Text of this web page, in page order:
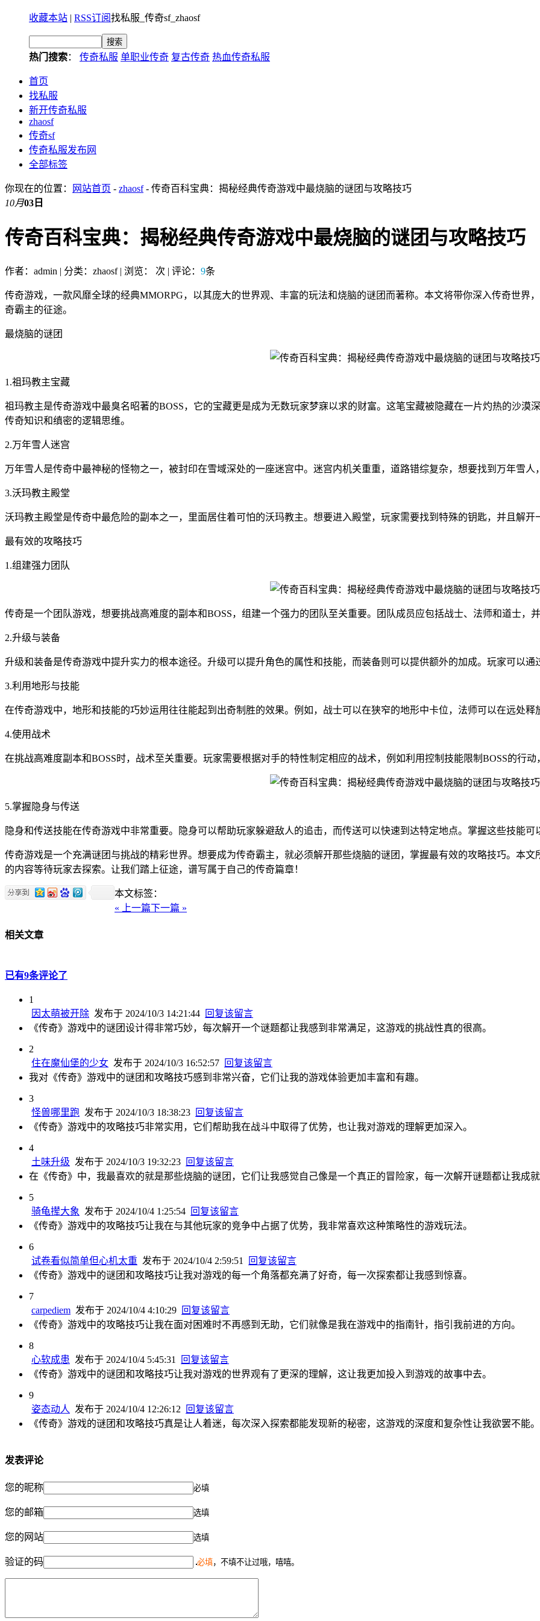
收藏本站 | RSS订阅找私服_传奇sf_zhaosf
热门搜索： 传奇私服 单职业传奇 复古传奇 热血传奇私服
首页
找私服
新开传奇私服
zhaosf
传奇sf
传奇私服发布网
全部标签
你现在的位置： 网站首页 - zhaosf- 传奇百科宝典：揭秘经典传奇游戏中最烧脑的谜团与攻略技巧
10月03日
传奇百科宝典：揭秘经典传奇游戏中最烧脑的谜团与攻略技巧
作者：admin | 分类：zhaosf | 浏览： 次 | 评论： 9条
传奇游戏，一款风靡全球的经典MMORPG，以其庞大的世界观、丰富的玩法和烧脑的谜团而著称。本文将带你深入传奇世界
奇霸主的征途。
最烧脑的谜团
1.祖玛教主宝藏
祖玛教主是传奇游戏中最臭名昭著的BOSS，它的宝藏更是成为无数玩家梦寐以求的财富。这笔宝藏被隐藏在一片灼热的沙漠
传奇知识和缜密的逻辑思维。
2.万年雪人迷宫
万年雪人是传奇中最神秘的怪物之一，被封印在雪域深处的一座迷宫中。迷宫内机关重重，道路错综复杂，想要找到万年雪
3.沃玛教主殿堂
沃玛教主殿堂是传奇中最危险的副本之一，里面居住着可怕的沃玛教主。想要进入殿堂，玩家需要找到特殊的钥匙，并且解开
最有效的攻略技巧
1.组建强力团队
传奇是一个团队游戏，想要挑战高难度的副本和BOSS，组建一个强力的团队至关重要。团队成员应包括战士、法师和道士，
2.升级与装备
升级和装备是传奇游戏中提升实力的根本途径。升级可以提升角色的属性和技能，而装备则可以提供额外的加成。玩家可以
3.利用地形与技能
在传奇游戏中，地形和技能的巧妙运用往往能起到出奇制胜的效果。例如，战士可以在狭窄的地形中卡位，法师可以在远处
4.使用战术
在挑战高难度副本和BOSS时，战术至关重要。玩家需要根据对手的特性制定相应的战术，例如利用控制技能限制BOSS的行
5.掌握隐身与传送
隐身和传送技能在传奇游戏中非常重要。隐身可以帮助玩家躲避敌人的追击，而传送可以快速到达特定地点。掌握这些技能
传奇游戏是一个充满谜团与挑战的精彩世界。想要成为传奇霸主，就必须解开那些烧脑的谜团，掌握最有效的攻略技巧。本
的内容等待玩家去探索。让我们踏上征途，谱写属于自己的传奇篇章！
本文标签：
« 上一篇下一篇 »
相关文章
已有9条评论了
1
因太萌被开除 发布于 2024/10/3 14:21:44 回复该留言
《传奇》游戏中的谜团设计得非常巧妙，每次解开一个谜题都让我感到非常满足，这游戏的挑战性真的很高。
2
住在魔仙堡的少女 发布于 2024/10/3 16:52:57 回复该留言
我对《传奇》游戏中的谜团和攻略技巧感到非常兴奋，它们让我的游戏体验更加丰富和有趣。
3
怪兽哪里跑 发布于 2024/10/3 18:38:23 回复该留言
《传奇》游戏中的攻略技巧非常实用，它们帮助我在战斗中取得了优势，也让我对游戏的理解更加深入。
4
土味升级 发布于 2024/10/3 19:32:23 回复该留言
在《传奇》中，我最喜欢的就是那些烧脑的谜团，它们让我感觉自己像是一个真正的冒险家，每一次解开谜题都让我成
5
骑龟撵大象
发布于 2024/10/4 1:25:54 回复该留言
《传奇》游戏中的攻略技巧让我在与其他玩家的竞争中占据了优势，我非常喜欢这种策略性的游戏玩法。
6
试卷看似简单但心机太重 发布于 2024/10/4 2:59:51
回复该留言
《传奇》游戏中的谜团和攻略技巧让我对游戏的每一个角落都充满了好奇，每一次探索都让我感到惊喜。
7
carpediem 发布于 2024/10/4 4:10:29 回复该留言
《传奇》游戏中的攻略技巧让我在面对困难时不再感到无助，它们就像是我在游戏中的指南针，指引我前进的方向。
8
心软成患 发布于 2024/10/4 5:45:31
回复该留言
《传奇》游戏中的谜团和攻略技巧让我对游戏的世界观有了更深的理解，这让我更加投入到游戏的故事中去。
9
姿态动人
发布于 2024/10/4 12:26:12
回复该留言
《传奇》游戏的谜团和攻略技巧真是让人着迷，每次深入探索都能发现新的秘密，这游戏的深度和复杂性让我欲罢不能。
发表评论
您的昵称 必填
您的邮箱 选填
您的网站 选填
验证的码 必填，不填不让过哦，嘻嘻。